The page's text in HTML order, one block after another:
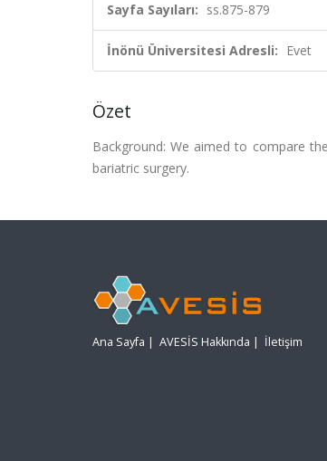
Sayfa Sayıları: ss.875-879
İnönü Üniversitesi Adresli: Evet
Özet
Background: We aimed to compare
bariatric surgery.
Ana Sayfa | AVESİS Hakkında | İletişim